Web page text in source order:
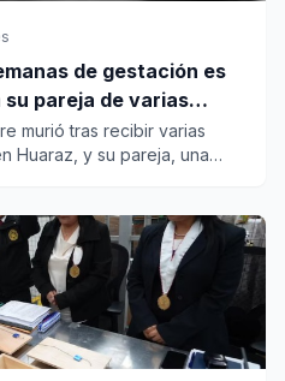
de gestación es
pareja de varias
murió tras recibir varias
Huaraz, y su pareja, una